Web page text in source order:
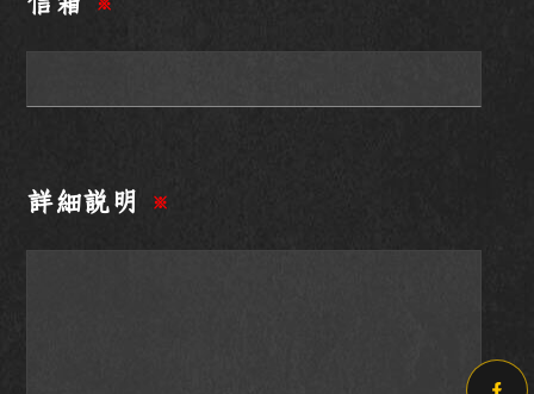
※
詳細說明 ※